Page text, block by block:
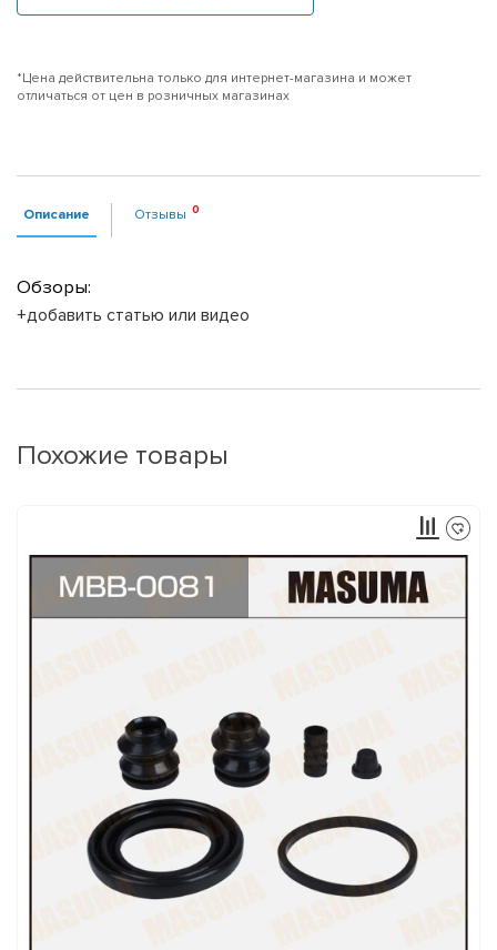
*Цена действительна только для интернет-магазина и может
отличаться от цен в розничных магазинах
Описание Отзывы
Обзоры:
+добавить статью или видео
Похожие товары